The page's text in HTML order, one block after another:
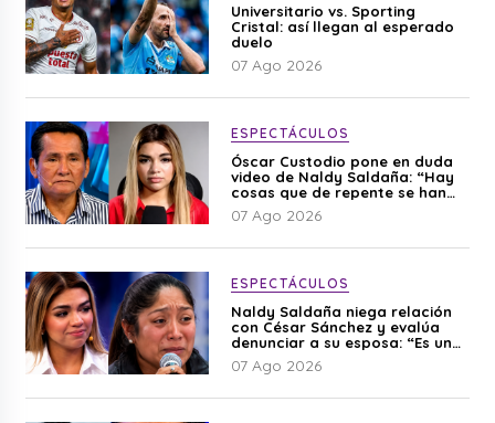
Universitario vs. Sporting
Cristal: así llegan al esperado
duelo
07 Ago 2026
ESPECTÁCULOS
Óscar Custodio pone en duda
video de Naldy Saldaña: “Hay
cosas que de repente se han
editado”
07 Ago 2026
ESPECTÁCULOS
Naldy Saldaña niega relación
con César Sánchez y evalúa
denunciar a su esposa: “Es una
difamación”
07 Ago 2026